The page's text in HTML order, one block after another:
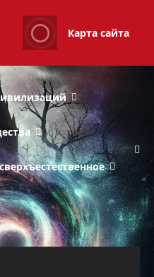
Карта сайта